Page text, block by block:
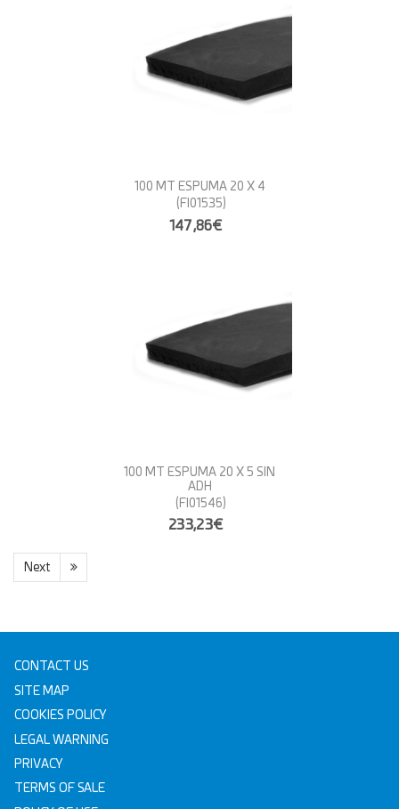
100 MT ESPUMA 20 X 4
(FI01535)
147,86€
100 MT ESPUMA 20 X 5 SIN
ADH
(FI01546)
233,23€
Next
CONTACT US
SITE MAP
COOKIES POLICY
LEGAL WARNING
PRIVACY
TERMS OF SALE